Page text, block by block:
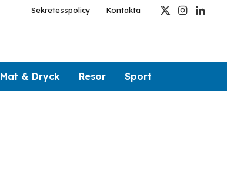
Sekretesspolicy Kontakta
X
Instagram
Mat & Dryck Resor Sport